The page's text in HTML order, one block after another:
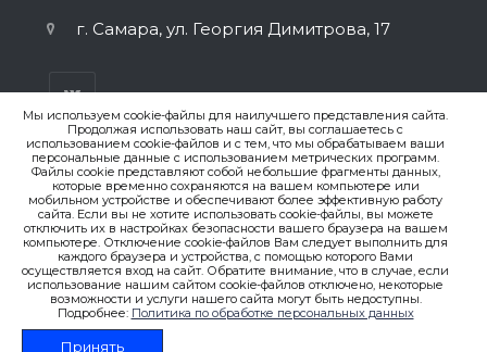
Мы используем cookie-файлы для наилучшего представления сайта.
Продолжая использовать наш сайт, вы соглашаетесь с
использованием cookie-файлов и с тем, что мы обрабатываем ваши
персональные данные с использованием метрических программ.
Файлы cookie представляют собой небольшие фрагменты данных,
которые временно сохраняются на вашем компьютере или
мобильном устройстве и обеспечивают более эффективную работу
сайта. Если вы не хотите использовать cookie-файлы, вы можете
отключить их в настройках безопасности вашего браузера на вашем
компьютере. Отключение cookie-файлов Вам следует выполнить для
каждого браузера и устройства, с помощью которого Вами
осуществляется вход на сайт. Обратите внимание, что в случае, если
использование нашим сайтом cookie-файлов отключено, некоторые
возможности и услуги нашего сайта могут быть недоступны.
Подробнее: Политика по обработке персональных данных
Принять
г. Самара, ул. Георгия Димитрова, 17
ВЕРСИЯ ДЛЯ ПЕЧАТИ
ПОЛИТИКА КОНФИДЕНЦИАЛЬНОСТИ
© 2007-2026. , ГБОУ СО «Гимназия № 1 (Базовая школа
РАН)»
Создание сайта